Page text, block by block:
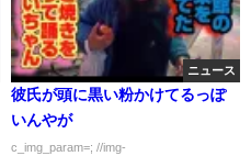
ニュース
彼氏が頭に黒い粉かけてるっぽ
いんやが
c_img_param=; //img-